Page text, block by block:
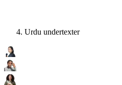
Urdu undertexter